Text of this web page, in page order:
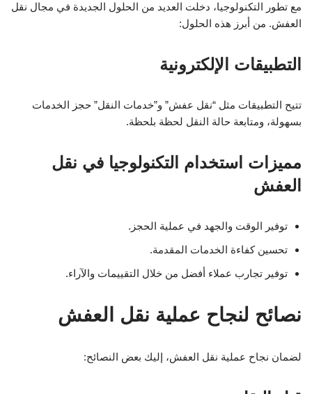
مع تطور التكنولوجيا، دخلت العديد من الحلول الجديدة في مجال نقل
العفش. من أبرز هذه الحلول:
التطبيقات الإلكترونية
تتيح التطبيقات مثل “نقل عفش” و”خدمات النقل” حجز الخدمات
بسهولة، ومتابعة حالة النقل لحظة بلحظة.
مميزات استخدام التكنولوجيا في نقل
العفش
توفير الوقت والجهد في عملية الحجز.
تحسين كفاءة الخدمات المقدمة.
توفير تجارب عملاء أفضل من خلال التقييمات والآراء.
نصائح لنجاح عملية نقل العفش
لضمان نجاح عملية نقل العفش، إليك بعض النصائح: